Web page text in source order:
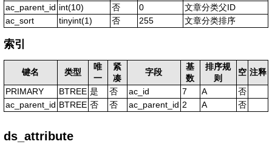
ac_parent_id int(10) 否 0
文章分类父ID
ac_sort
tinyint(1) 否 255 文章分类排序
索引
键名 类型
唯
一
紧
凑
字段
基
数
排序规
则
空 注释
PRIMARY
BTREE 是 否 ac_id 7 A
否
ac_parent_id BTREE 否 否 ac_parent_id 2 A 否
ds_attribute